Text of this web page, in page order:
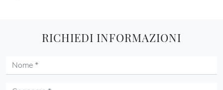
RICHIEDI INFORMAZIONI